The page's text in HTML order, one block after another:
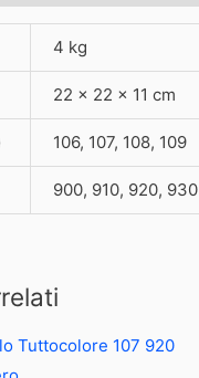
4 kg
22 × 22 × 11 cm
106, 107, 108, 109
900, 910, 920, 930